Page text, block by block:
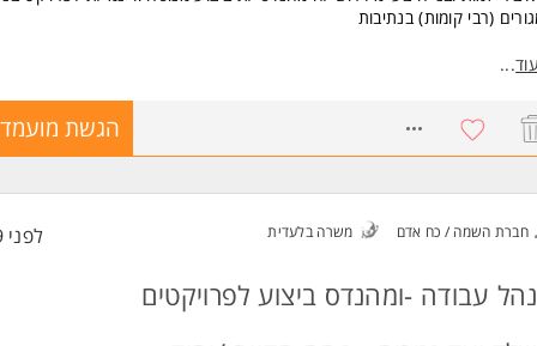
(רבי קומות) בנתיבות
התפקיד:
תוכניות יועצים מקצועים מול ביצוע בפועל.
וניהול ספקים.
אחרי לוחות זמנים. (גנט)
ישירה למנהל הפרויקט
עוד...
הגשת
חברת השמה / כח אדם משרה בלעדית לפני 9 שעות
עבודה -ומהנדס ביצוע לפרויקטים